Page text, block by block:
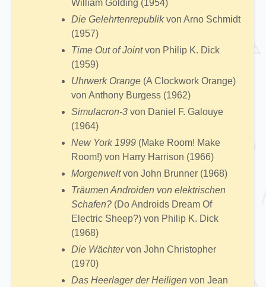
William Golding (1954)
Die Gelehrtenrepublikvon Arno Schmidt
(1957)
Time Out of Jointvon Philip K. Dick
(1959)
Uhrwerk Orange (A Clockwork Orange)
von Anthony Burgess (1962)
Simulacron-3 von Daniel F. Galouye
(1964)
New York 1999 (Make Room! Make
Room!) von Harry Harrison (1966)
Morgenweltvon John Brunner (1968)
Träumen Androiden von elektrischen
Schafen? (Do Androids Dream Of
Electric Sheep?) von Philip K. Dick
(1968)
Die Wächtervon John Christopher
(1970)
Das Heerlager der Heiligen von Jean